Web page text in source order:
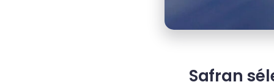
Safran